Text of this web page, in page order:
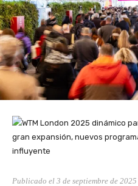
Publicado el 3 de septiembre de 2025